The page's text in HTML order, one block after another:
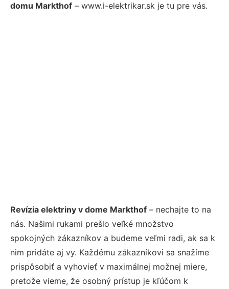
domu Markthof – www.i-elektrikar.sk je tu pre vás.
Revízia elektriny v dome Markthof – nechajte to na
nás. Našimi rukami prešlo veľké množstvo
spokojných zákazníkov a budeme veľmi radi, ak sa k
nim pridáte aj vy. Každému zákazníkovi sa snažíme
prispôsobiť a vyhovieť v maximálnej možnej miere,
pretože vieme, že osobný prístup je kľúčom k